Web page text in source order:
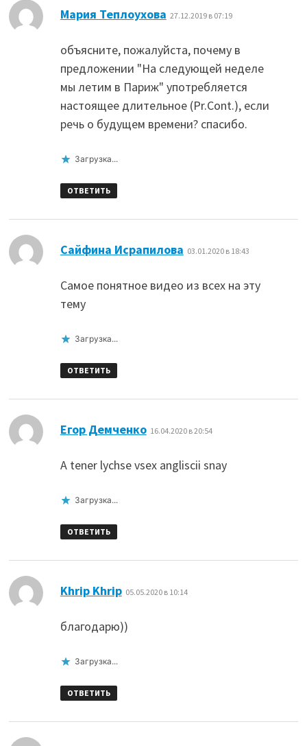
Мария Теплоухова 27.12.2019 в 07:19
объясните, пожалуйста, почему в
предложении "На следующей неделе
мы летим в Париж" употребляется
настоящее длительное (Pr.Cont.), если
речь о будущем времени? спасибо.
Загрузка...
ОТВЕТИТЬ
Сайфина Исрапилова 03.01.2020 в 18:43
Самое понятное видео из всех на эту
тему
Загрузка...
ОТВЕТИТЬ
Егор Демченко: 16.04.2020 в 20:54
A tener lychse vsex angliscii snay
Загрузка...
ОТВЕТИТЬ
Khrip Khrip: 05.05.2020 в 10:14
благодарю))
Загрузка...
ОТВЕТИТЬ